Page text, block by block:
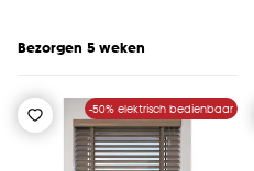
Bezorgen 5 weken
-50% elektrisch bedienbaar